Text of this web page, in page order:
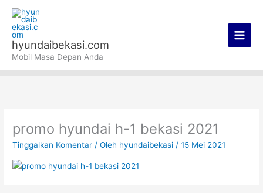
konten
hyundaibekasi.com
Mobil Masa Depan Anda
promo hyundai h-1 bekasi 2021
Tinggalkan Komentar / Oleh hyundaibekasi/15 Mei 2021